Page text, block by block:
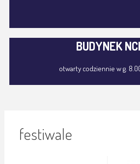
BUDYNEK
otwarty codziennie w g.
festiwale